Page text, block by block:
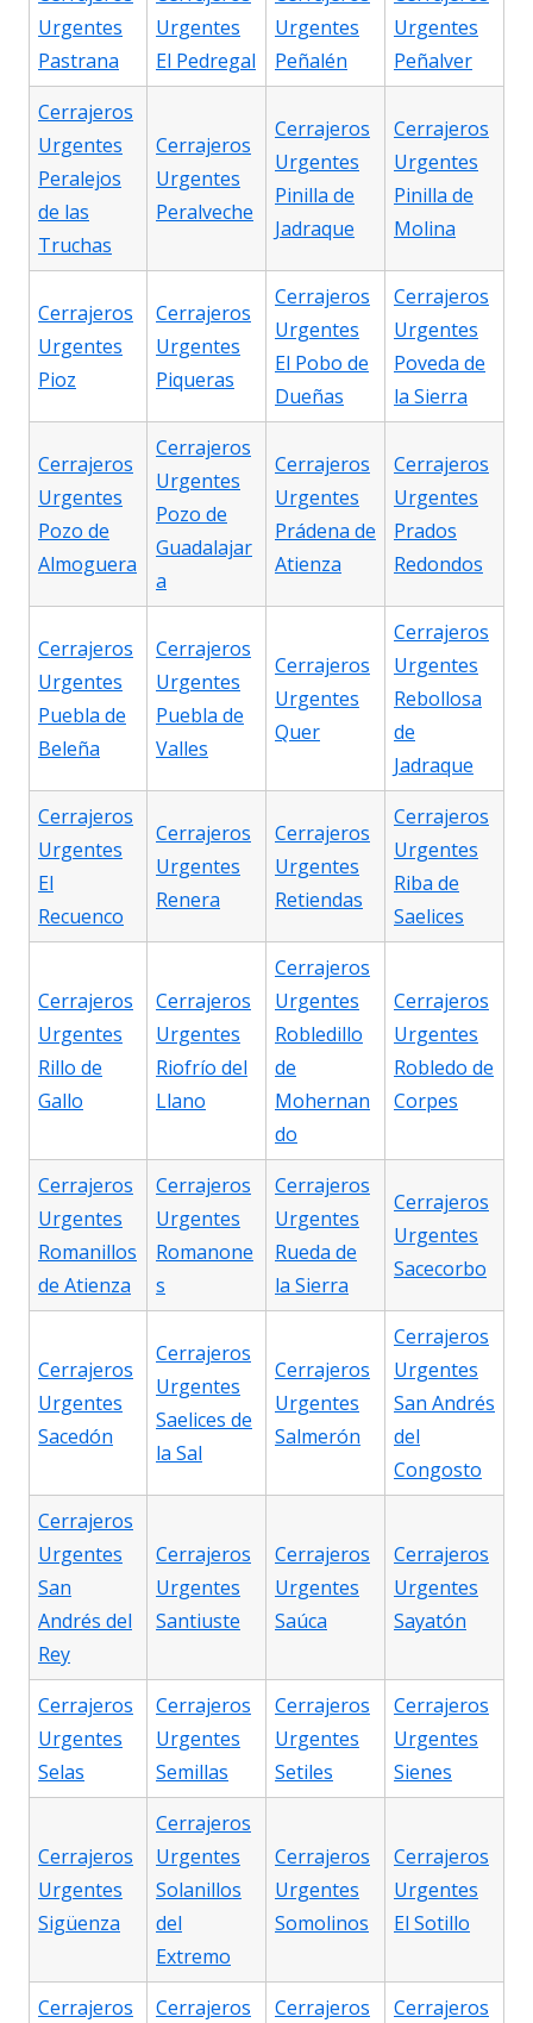
Urgentes
Pastrana
Urgentes
El Pedregal
Urgentes
Peñalén
Urgentes
Peñalver
Cerrajeros
Urgentes
Peralejos
de las
Truchas
Cerrajeros
Urgentes
Peralveche
Cerrajeros
Urgentes
Pinilla de
Jadraque
Cerrajeros
Urgentes
Pinilla de
Molina
Cerrajeros
Urgentes
Pioz
Cerrajeros
Urgentes
Piqueras
Cerrajeros
Urgentes
El Pobo de
Dueñas
Cerrajeros
Urgentes
Poveda de
la Sierra
Cerrajeros
Urgentes
Pozo de
Almoguera
Cerrajeros
Urgentes
Pozo de
Guadalajar
a
Cerrajeros
Urgentes
Prádena de
Atienza
Cerrajeros
Urgentes
Prados
Redondos
Cerrajeros
Urgentes
Puebla de
Beleña
Cerrajeros
Urgentes
Puebla de
Valles
Cerrajeros
Urgentes
Quer
Cerrajeros
Urgentes
Rebollosa
de
Jadraque
Cerrajeros
Urgentes
El
Recuenco
Cerrajeros
Urgentes
Renera
Cerrajeros
Urgentes
Retiendas
Cerrajeros
Urgentes
Riba de
Saelices
Cerrajeros
Urgentes
Rillo de
Gallo
Cerrajeros
Urgentes
Riofrío del
Llano
Cerrajeros
Urgentes
Robledillo
de
Mohernan
do
Cerrajeros
Urgentes
Robledo de
Corpes
Cerrajeros
Urgentes
Romanillos
de Atienza
Cerrajeros
Urgentes
Romanone
s
Cerrajeros
Urgentes
Rueda de
la Sierra
Cerrajeros
Urgentes
Sacecorbo
Cerrajeros
Urgentes
Sacedón
Cerrajeros
Urgentes
Saelices de
la Sal
Cerrajeros
Urgentes
Salmerón
Cerrajeros
Urgentes
San Andrés
del
Congosto
Cerrajeros
Urgentes
San
Andrés del
Rey
Cerrajeros
Urgentes
Santiuste
Cerrajeros
Urgentes
Saúca
Cerrajeros
Urgentes
Sayatón
Cerrajeros
Urgentes
Selas
Cerrajeros
Urgentes
Semillas
Cerrajeros
Urgentes
Setiles
Cerrajeros
Urgentes
Sienes
Cerrajeros
Urgentes
Sigüenza
Cerrajeros
Urgentes
Solanillos
del
Extremo
Cerrajeros
Urgentes
Somolinos
Cerrajeros
Urgentes
El Sotillo
Cerrajeros
Cerrajeros
Cerrajeros
Cerrajeros